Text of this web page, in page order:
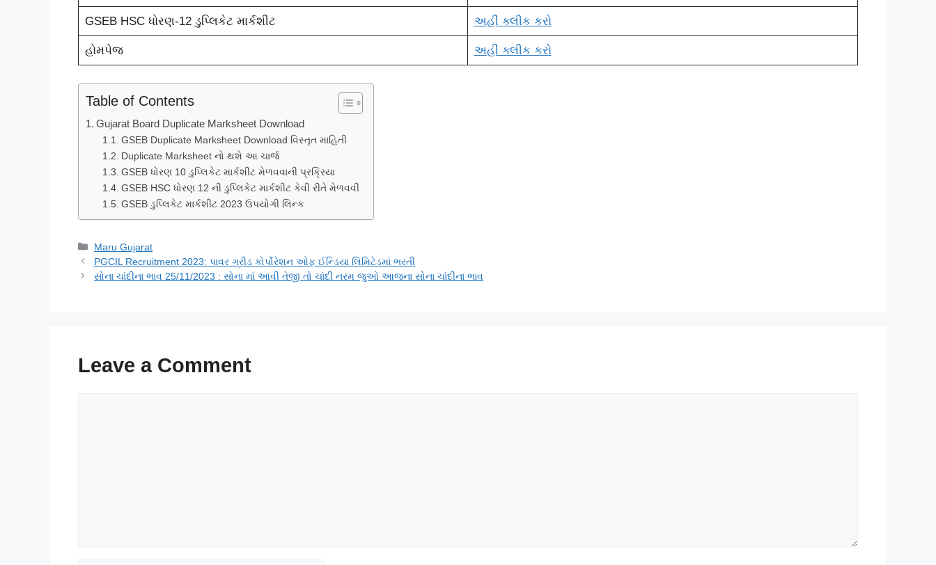
GSEB HSC ધોરણ-12 ડુપ્લિકેટ માર્કશીટ અહીં ક્લીક કરો
હોમપેજ અહીં ક્લીક કરો
Table of Contents
Gujarat Board Duplicate Marksheet Download
GSEB Duplicate Marksheet Download વિસ્તૃત માહિતી
Duplicate Marksheet નો થશે આ ચાર્જ
GSEB ધોરણ 10 ડુપ્લિકેટ માર્કશીટ મેળવવાની પ્રક્રિયા
GSEB HSC ધોરણ 12 ની ડુપ્લિકેટ માર્કશીટ કેવી રીતે મેળવવી
GSEB ડુપ્લિકેટ માર્કશીટ 2023 ઉપયોગી લિન્ક
Categories
Maru Gujarat
PGCIL Recruitment 2023: પાવર ગ્રીડ કોર્પોરેશન ઓફ ઈન્ડિયા લિમિટેડમાં ભરતી
સોના ચાંદીના ભાવ 25/11/2023 : સોના માં આવી તેજી તો ચાંદી નરમ જુઓ આજના સોના ચાંદીના ભાવ
Leave a Comment